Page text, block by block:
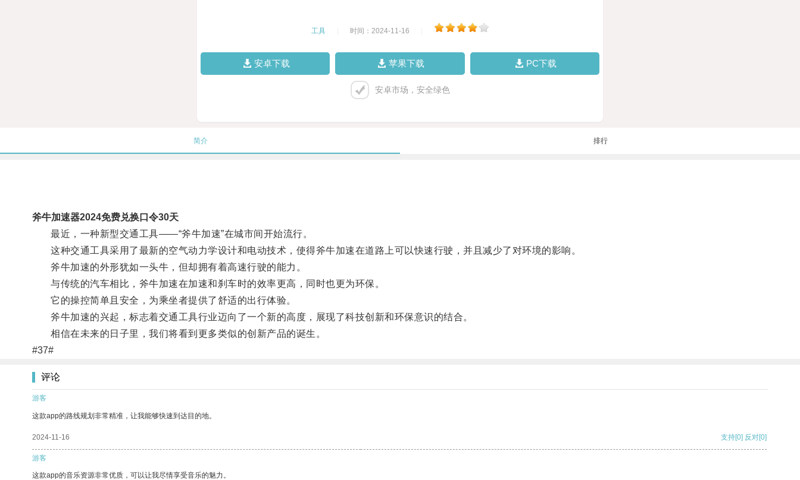
工具 时间：2024-11-16
安卓下载 苹果下载 PC下载
安卓市场，安全绿色
简介 排行
斧牛加速器2024免费兑换口令30天
最近，一种新型交通工具——“斧牛加速”在城市间开始流行。
这种交通工具采用了最新的空气动力学设计和电动技术，使得斧牛加速在道路上可以快速行驶，并且减少了对环境的影响。
斧牛加速的外形犹如一头牛，但却拥有着高速行驶的能力。
与传统的汽车相比，斧牛加速在加速和刹车时的效率更高，同时也更为环保。
它的操控简单且安全，为乘坐者提供了舒适的出行体验。
斧牛加速的兴起，标志着交通工具行业迈向了一个新的高度，展现了科技创新和环保意识的结合。
相信在未来的日子里，我们将看到更多类似的创新产品的诞生。
#37#
评论
游客
这款app的路线规划非常精准，让我能够快速到达目的地。
2024-11-16 支持[0] 反对[0]
游客
这款app的音乐资源非常优质，可以让我尽情享受音乐的魅力。